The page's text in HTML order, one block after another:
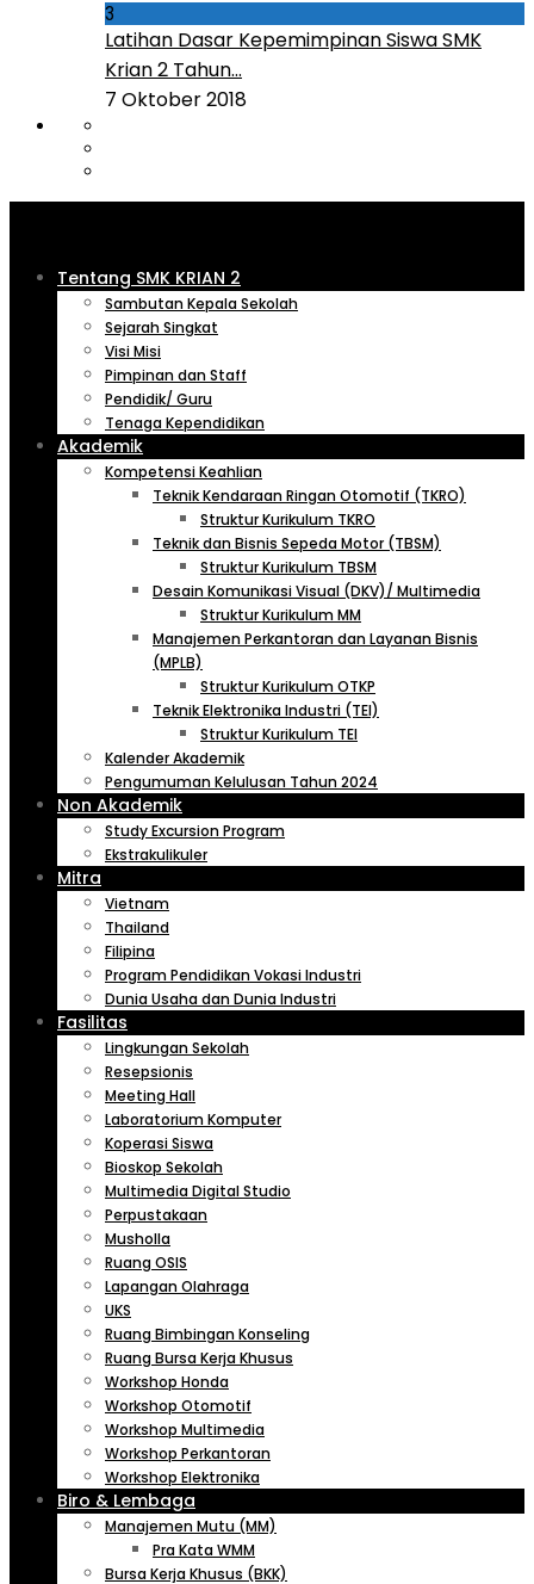
3
Latihan Dasar Kepemimpinan Siswa SMK
Krian 2 Tahun...
7 Oktober 2018
Tentang SMK KRIAN 2
Sambutan Kepala Sekolah
Sejarah Singkat
Visi Misi
Pimpinan dan Staff
Pendidik/ Guru
Tenaga Kependidikan
Akademik
Kompetensi Keahlian
Teknik Kendaraan Ringan Otomotif (TKRO)
Struktur Kurikulum TKRO
Teknik dan Bisnis Sepeda Motor (TBSM)
Struktur Kurikulum TBSM
Desain Komunikasi Visual (DKV)/ Multimedia
Struktur Kurikulum MM
Manajemen Perkantoran dan Layanan Bisnis
(MPLB)
Struktur Kurikulum OTKP
Teknik Elektronika Industri (TEI)
Struktur Kurikulum TEI
Kalender Akademik
Pengumuman Kelulusan Tahun 2024
Non Akademik
Study Excursion Program
Ekstrakulikuler
Mitra
Vietnam
Thailand
Filipina
Program Pendidikan Vokasi Industri
Dunia Usaha dan Dunia Industri
Fasilitas
Lingkungan Sekolah
Resepsionis
Meeting Hall
Laboratorium Komputer
Koperasi Siswa
Bioskop Sekolah
Multimedia Digital Studio
Perpustakaan
Musholla
Ruang OSIS
Lapangan Olahraga
UKS
Ruang Bimbingan Konseling
Ruang Bursa Kerja Khusus
Workshop Honda
Workshop Otomotif
Workshop Multimedia
Workshop Perkantoran
Workshop Elektronika
Biro & Lembaga
Manajemen Mutu (MM)
Pra Kata WMM
Bursa Kerja Khusus (BKK)